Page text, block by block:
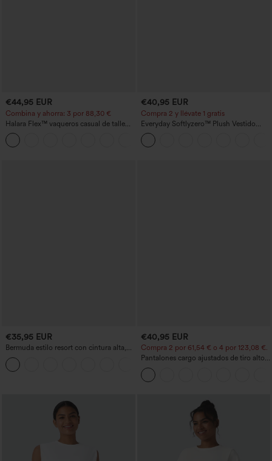
€44,95 EUR
Combina y ahorra: 3 por 88,30 €
Halara Flex™ vaqueros casual de talle
alto con bolsillos, estilo baggy de pierna
ancha, efecto lavado
€40,95 EUR
Compra 2 y llévate 1 gratis
Everyday Softlyzero™ Plush Vestido
deportivo sin espalda 2 en 1
acampanado -Wannabe -Easy Peezy
€35,95 EUR
Bermuda estilo resort con cintura alta,
dobladillo remangado y efecto lino, 10'',
con bolsillos
€40,95 EUR
Compra 2 por 61,54 € o 4 por 123,08 €.
Pantalones cargo ajustados de tiro alto
con múltiples bolsillos y cremallera con
botones